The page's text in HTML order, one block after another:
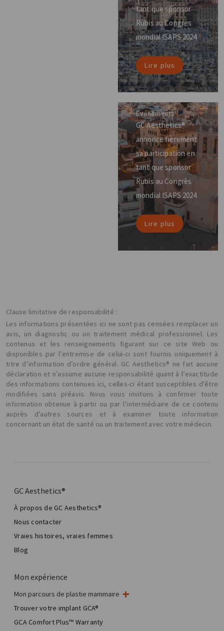
tant que sponsor
Rubis au Congrès
mondial ISAPS 2024
Lire plus
Événements
GC Aesthetics®
annonce fièrement
sa participation en
tant que sponsor
Rubis au Congrès
mondial ISAPS 2024
Lire plus
Clause limitative de responsabilité :
Les informations présentées ici ne sont pas censées remplacer un
avis, un diagnostic ou un traitement médical professionnel. Les
contenus et les renseignements figurant sur ce site Web ou
disponibles par l’entremise de celui-ci sont fournis uniquement à
titre d’information d’ordre général. GC Aesthetics® ne fait aucune
déclaration et n’assume aucune responsabilité quant à l’exactitude
des informations contenues ici, celles-ci étant susceptibles d'être
modifiées sans préavis. Nous vous invitons à confirmer toute
information obtenue à partir ou par l’intermédiaire de ce contenu
auprès d’autres sources et à examiner toute information
concernant un état de santé ou un traitement avec votre médecin.
GC Aesthetics®
À propos de GC Aesthetics®
Nous contacter
Vraies histoires, vraies femmes
Blog
Mon expérience
Mon parcours de plastie mammaire
Ma chirurgie mammaire
Chirurgie esthétique mammaire
Total Breast Reconstruction™
Trouver votre implant GCA®
GCA Comfort Plus™ Warranty